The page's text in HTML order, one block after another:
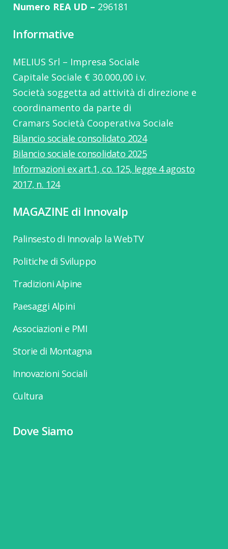
Numero REA UD – 296181
Informative
MELIUS Srl – Impresa Sociale
Capitale Sociale € 30.000,00 i.v.
Società soggetta ad attività di direzione e
coordinamento da parte di
Cramars Società Cooperativa Sociale
Bilancio sociale consolidato 2024
Bilancio sociale consolidato 2025
Informazioni ex art.1, co. 125, legge 4 agosto
2017, n. 124
MAGAZINE di Innovalp
Palinsesto di Innovalp la WebTV
Politiche di Sviluppo
Tradizioni Alpine
Paesaggi Alpini
Associazioni e PMI
Storie di Montagna
Innovazioni Sociali
Cultura
Dove Siamo